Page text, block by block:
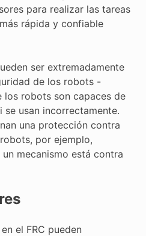
para realizar las tareas
rápida y confiable
ser extremadamente
de los robots -
los robots son capaces de
se usan incorrectamente.
una protección contra
por ejemplo,
mecanismo está contra
el FRC pueden